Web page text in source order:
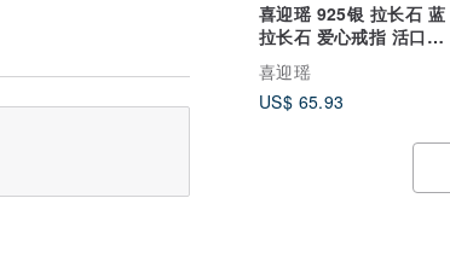
喜迎瑶 925银 拉长石 蓝
拉长石 爱心戒指 活口
戒指 民族风 男女
喜迎瑶
US$ 65.93